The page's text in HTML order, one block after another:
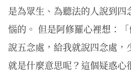
是為眾生、為聽法的人說到四
惱的。 但是阿修羅心裡想：
說五念處，給我就說四念處，
就是什麼意思呢？這個疑惑心